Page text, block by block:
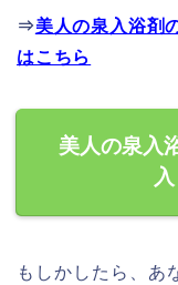
⇒美人の泉入浴剤
はこちら
美人の泉入
もしかしたら、あ